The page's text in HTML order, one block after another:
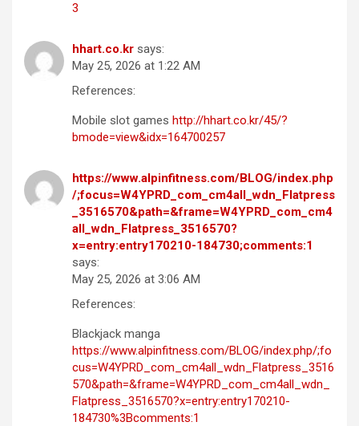
3
hhart.co.kr says:
May 25, 2026 at 1:22 AM
References:
Mobile slot games http://hhart.co.kr/45/?
bmode=view&idx=164700257
https://www.alpinfitness.com/BLOG/index.php
/;focus=W4YPRD_com_cm4all_wdn_Flatpress
_3516570&path=&frame=W4YPRD_com_cm4
all_wdn_Flatpress_3516570?
x=entry:entry170210-184730;comments:1
says:
May 25, 2026 at 3:06 AM
References:
Blackjack manga
https://www.alpinfitness.com/BLOG/index.php/;fo
cus=W4YPRD_com_cm4all_wdn_Flatpress_3516
570&path=&frame=W4YPRD_com_cm4all_wdn_
Flatpress_3516570?x=entry:entry170210-
184730%3Bcomments:1